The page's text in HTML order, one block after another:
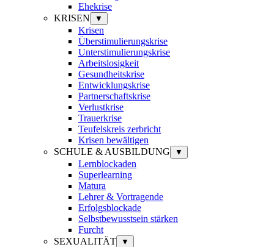
Ehekrise
KRISEN
▼
Krisen
Überstimulierungskrise
Unterstimulierungskrise
Arbeitslosigkeit
Gesundheitskrise
Entwicklungskrise
Partnerschaftskrise
Verlustkrise
Trauerkrise
Teufelskreis zerbricht
Krisen bewältigen
SCHULE & AUSBILDUNG
▼
Lernblockaden
Superlearning
Matura
Lehrer & Vortragende
Erfolgsblockade
Selbstbewusstsein stärken
Furcht
SEXUALITÄT
▼